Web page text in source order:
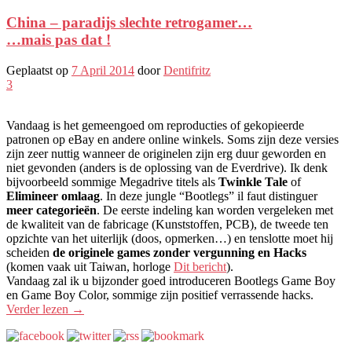
China – paradijs slechte retrogamer…
…mais pas dat !
Geplaatst op 7 April 2014 doorDentifritz
3
Vandaag is het gemeengoed om reproducties of gekopieerde
patronen op eBay en andere online winkels. Soms zijn deze versies
zijn zeer nuttig wanneer de originelen zijn erg duur geworden en
niet gevonden (anders is de oplossing van de Everdrive). Ik denk
bijvoorbeeld sommige Megadrive titels als Twinkle Tale of
Elimineer omlaag. In deze jungle “Bootlegs” il faut distinguer
meer categorieën. De eerste indeling kan worden vergeleken met
de kwaliteit van de fabricage (Kunststoffen, PCB), de tweede ten
opzichte van het uiterlijk (doos, opmerken…) en tenslotte moet hij
scheiden de originele games zonder vergunning en Hacks
(komen vaak uit Taiwan, horloge Dit bericht).
Vandaag zal ik u bijzonder goed introduceren Bootlegs Game Boy
en Game Boy Color, sommige zijn positief verrassende hacks.
Verder lezen →